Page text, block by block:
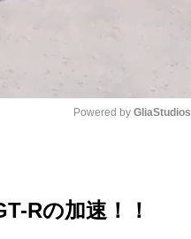
t
Powered by GliaStudios
Rの加速！！